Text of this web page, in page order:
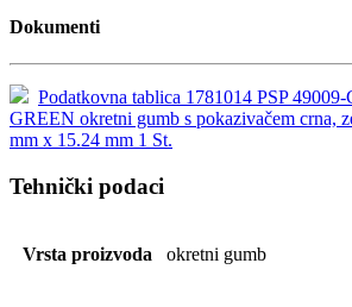
Dokumenti
Podatkovna tablica 1781014 PSP
GREEN okretni gumb s pokazivačem crna,
mm x 15.24 mm 1 St.
Tehnički podaci
Vrsta proizvoda okretni gumb